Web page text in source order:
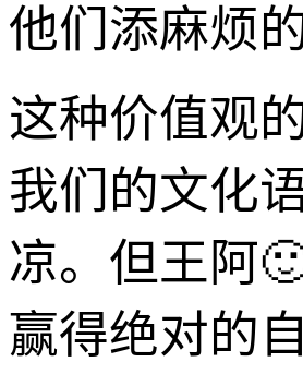
他们添麻烦
这种价值观
我们的文化
凉。但王阿
赢得绝对的自